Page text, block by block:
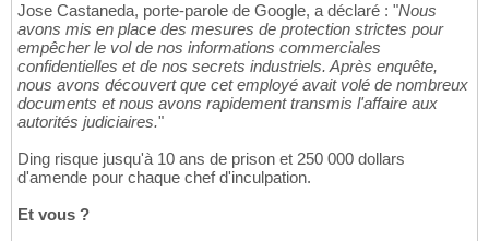
Jose Castaneda, porte-parole de Google, a déclaré : "Nous
avons mis en place des mesures de protection strictes pour
empêcher le vol de nos informations commerciales
confidentielles et de nos secrets industriels. Après enquête,
nous avons découvert que cet employé avait volé de nombreux
documents et nous avons rapidement transmis l'affaire aux
autorités judiciaires."
Ding risque jusqu'à 10 ans de prison et 250 000 dollars
d'amende pour chaque chef d'inculpation.
Et vous ?